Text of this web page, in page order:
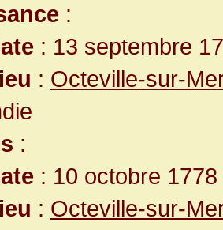
:
: 13 septembre
: Octeville-sur-
:
: 10 octobre
: Octeville-sur-